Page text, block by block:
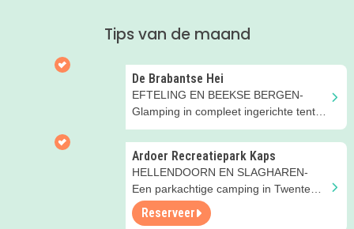
Tips van de maand
De Brabantse Hei
EFTELING EN BEEKSE BERGEN-
Glamping in compleet ingerichte tenten
op de Brabantse boerderij
Ardoer Recreatiepark Kaps
HELLENDOORN EN SLAGHAREN-
Een parkachtige camping in Twente
met glamping- en
groepsaccommodaties
Reserveer